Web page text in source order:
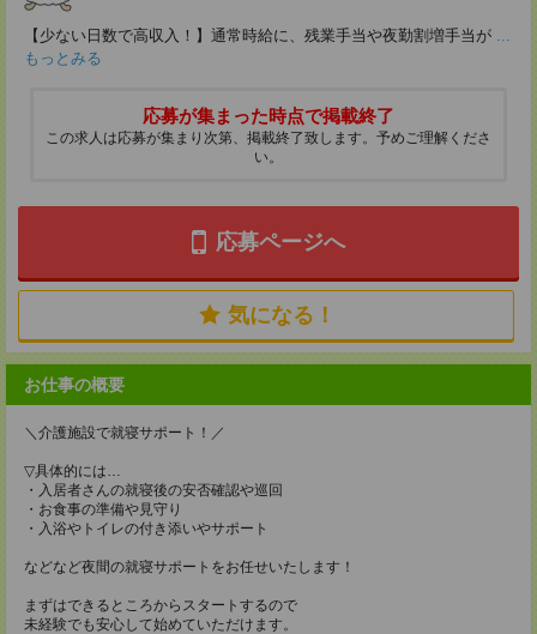
【少ない日数で高収入！】通常時給に、残業手当や夜勤割増手当が ...
もっとみる
応募が集まった時点で掲載終了
この求人は応募が集まり次第、掲載終了致します。予めご理解くださ
い。
応募ページへ
気になる！
お仕事の概要
＼介護施設で就寝サポート！／
▽具体的には…
・入居者さんの就寝後の安否確認や巡回
・お食事の準備や見守り
・入浴やトイレの付き添いやサポート
などなど夜間の就寝サポートをお任せいたします！
まずはできるところからスタートするので
未経験でも安心して始めていただけます。